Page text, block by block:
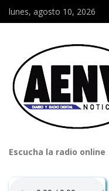
lunes, agosto 10, 2026
Escucha la radio online